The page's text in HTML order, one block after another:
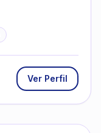
Ver Perfil